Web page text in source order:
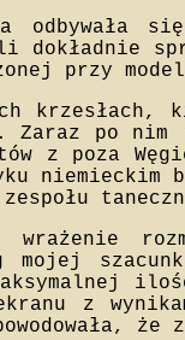
odbywała
dokładnie
przy
krzesłach,
Zaraz po nim
z poza
niemieckim
wrażenie
mojej
z
że